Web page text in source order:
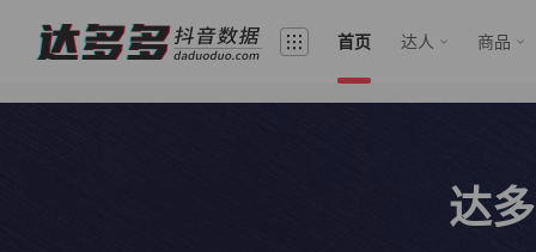
首页 达人 商品
达